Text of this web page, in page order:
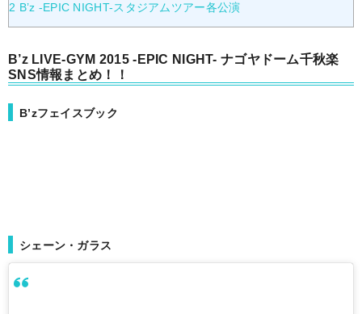
2 B’z -EPIC NIGHT-スタジアムツアー各公演
B’z LIVE-GYM 2015 -EPIC NIGHT- ナゴヤドーム千秋楽
SNS情報まとめ！！
B’zフェイスブック
シェーン・ガラス